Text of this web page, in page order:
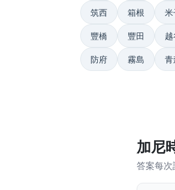
筑西 箱根
豐橋 豐田
防府 霧島 青
加尼
答案每次